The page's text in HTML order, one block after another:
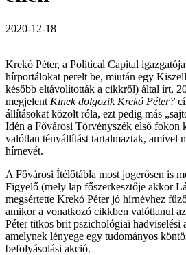
2020-12-18
Krekó Péter, a Political Capital
hírportálokat perelt be, miután egy
később eltávolították a cikkről) által írt,
megjelent Kinek dolgozik Krekó Péter?
állításokat közölt róla, ezt pedig más
Idén a Fővárosi Törvényszék első fokon
valótlan tényállítást tartalmaztak, amivel
hírnevét.
A Fővárosi Ítélőtábla most jogerősen is
Figyelő (mely lap főszerkesztője akkor
megsértette Krekó Péter jó hírnévhez
amikor a vonatkozó cikkben valótlanul
Péter titkos brit pszichológiai hadviselési
amelynek lényege egy tudományos
befolyásolási akció.